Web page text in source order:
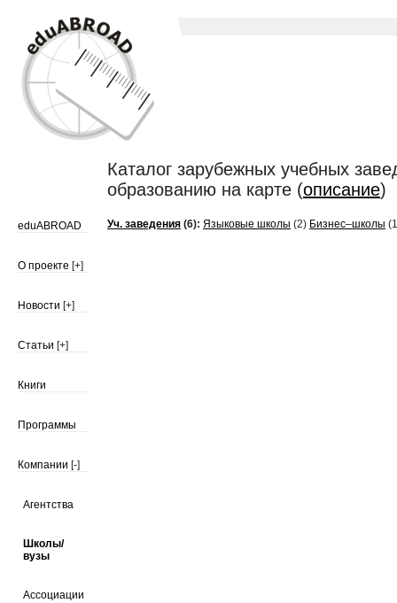
Каталог зарубежных учебных
образованию на карте (описание)
eduABROAD
О проекте [+]
Новости [+]
Статьи [+]
Книги
Программы
Компании [-]
Агентства
Школы/
вузы
Ассоциации
Уч. заведения (6): Языковые школы (2) Бизнес–школы